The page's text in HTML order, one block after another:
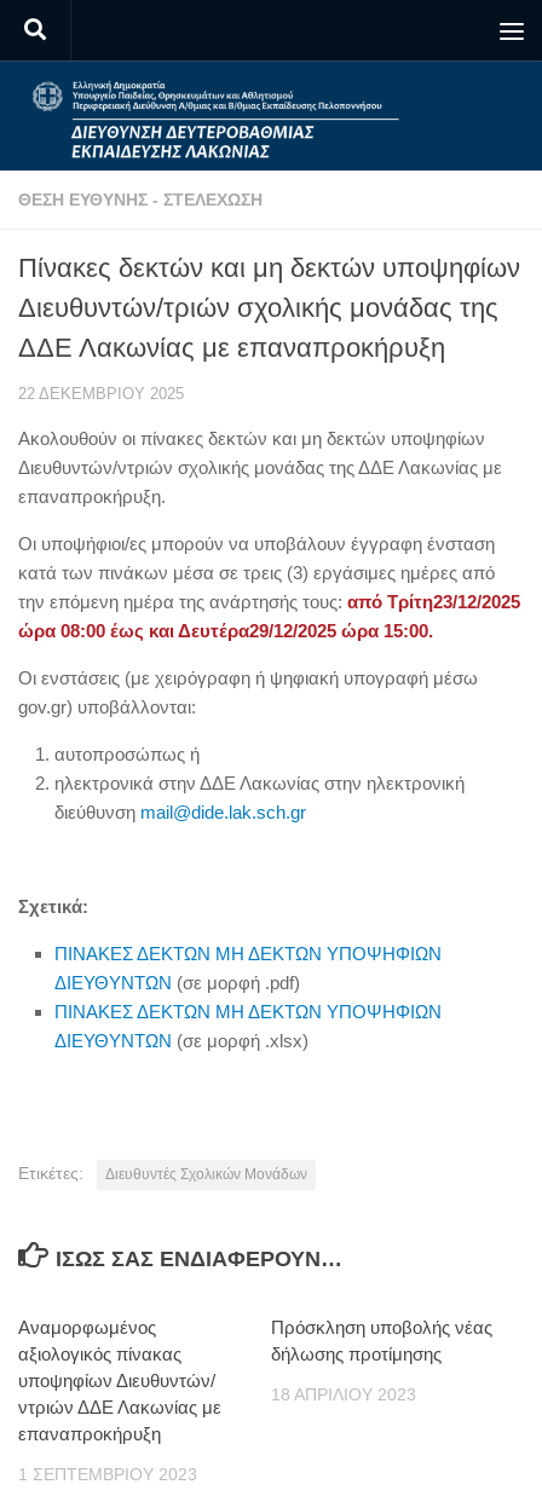
Skip to content
ΘΈΣΗ ΕΥΘΎΝΗΣ - ΣΤΕΛΈΧΩΣΗ
Πίνακες δεκτών και μη δεκτών υποψηφίων
Διευθυντών/τριών σχολικής μονάδας της
ΔΔΕ Λακωνίας με επαναπροκήρυξη
22 ΔΕΚΕΜΒΡΊΟΥ 2025
Ακολουθούν οι πίνακες δεκτών και μη δεκτών υποψηφίων
Διευθυντών/ντριών σχολικής μονάδας της ΔΔΕ Λακωνίας με
επαναπροκήρυξη.
Οι υποψήφιοι/ες μπορούν να υποβάλουν έγγραφη ένσταση
κατά των πινάκων μέσα σε τρεις (3) εργάσιμες ημέρες από
την επόμενη ημέρα της ανάρτησής τους: από Τρίτη23/12/2025
ώρα 08:00 έως και Δευτέρα29/12/2025 ώρα 15:00.
Οι ενστάσεις (με χειρόγραφη ή ψηφιακή υπογραφή μέσω
gov.gr) υποβάλλονται:
αυτοπροσώπως ή
ηλεκτρονικά στην ΔΔΕ Λακωνίας στην ηλεκτρονική
διεύθυνση mail@dide.lak.sch.gr
Σχετικά:
ΠΙΝΑΚΕΣ ΔΕΚΤΩΝ ΜΗ ΔΕΚΤΩΝ ΥΠΟΨΗΦΙΩΝ
ΔΙΕΥΘΥΝΤΩΝ (σε μορφή .pdf)
ΠΙΝΑΚΕΣ ΔΕΚΤΩΝ ΜΗ ΔΕΚΤΩΝ ΥΠΟΨΗΦΙΩΝ
ΔΙΕΥΘΥΝΤΩΝ (σε μορφή .xlsx)
Ετικέτες: Διευθυντές Σχολικών Μονάδων
ΊΣΩΣ ΣΑΣ ΕΝΔΙΑΦΈΡΟΥΝ…
Αναμορφωμένος
αξιολογικός πίνακας
υποψηφίων Διευθυντών/
ντριών ΔΔΕ Λακωνίας με
επαναπροκήρυξη
1 ΣΕΠΤΕΜΒΡΊΟΥ 2023
Πρόσκληση υποβολής νέας
δήλωσης προτίμησης
18 ΑΠΡΙΛΊΟΥ 2023